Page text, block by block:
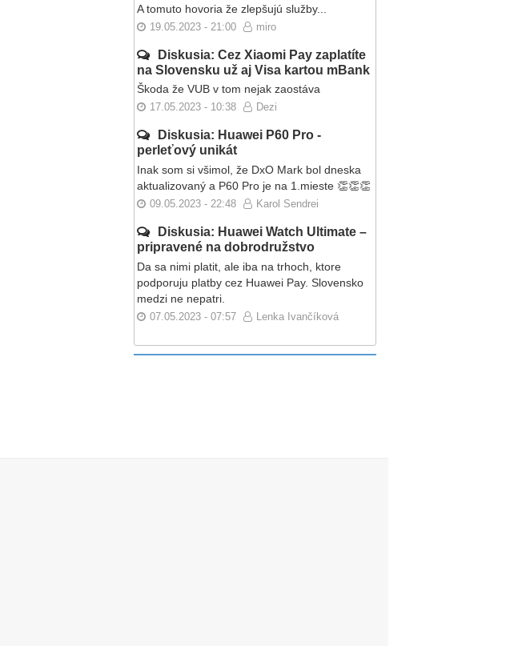
A tomuto hovoria že zlepšujú služby...
19.05.2023 - 21:00 miro
Diskusia: Cez Xiaomi Pay zaplatíte
na Slovensku už aj Visa kartou mBank
Škoda že VUB v tom nejak zaostáva
17.05.2023 - 10:38 Dezi
Diskusia: Huawei P60 Pro -
perleťový unikát
Inak som si všimol, že DxO Mark bol dneska
aktualizovaný a P60 Pro je na 1.mieste 👏👏👏
09.05.2023 - 22:48 Karol Sendrei
Diskusia: Huawei Watch Ultimate –
pripravené na dobrodružstvo
Da sa nimi platit, ale iba na trhoch, ktore
podporuju platby cez Huawei Pay. Slovensko
medzi ne nepatri.
07.05.2023 - 07:57 Lenka Ivančíková